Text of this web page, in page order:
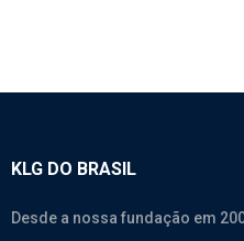
KLG DO BRASIL
Desde a nossa fundação em